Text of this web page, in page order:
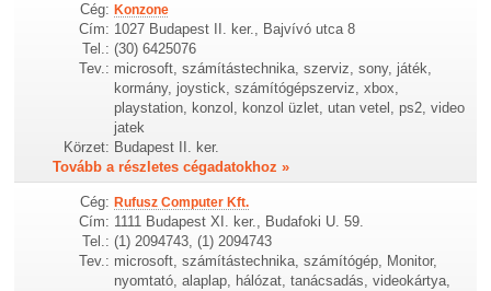
Cég: Konzone
Cím: 1027 Budapest II. ker., Bajvívó utca 8
Tel.: (30) 6425076
Tev.: microsoft, számítástechnika, szerviz, sony, játék,
kormány, joystick, számítógépszerviz, xbox,
playstation, konzol, konzol üzlet, utan vetel, ps2, video
jatek
Körzet: Budapest II. ker.
Tovább a részletes cégadatokhoz »
Cég: Rufusz Computer Kft.
Cím: 1111 Budapest XI. ker., Budafoki U. 59.
Tel.: (1) 2094743, (1) 2094743
Tev.: microsoft, számítástechnika, számítógép, Monitor,
nyomtató, alaplap, hálózat, tanácsadás, videokártya,